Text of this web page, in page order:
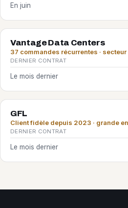
En juin
Vantage Data Centers
37 commandes récurrentes ·
DERNIER CONTRAT
Le mois dernier
GFL
Client fidèle depuis 2023 · grande
DERNIER CONTRAT
Le mois dernier